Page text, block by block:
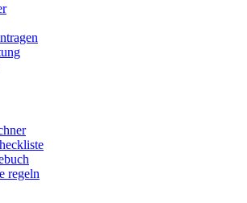
regeln